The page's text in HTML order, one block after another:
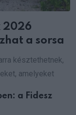
2026
a sorsa
késztethetnek,
amelyeket
a Fidesz